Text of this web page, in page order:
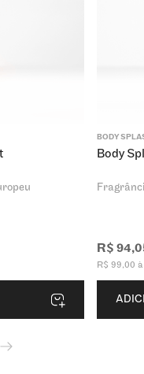
BODY
Body
R$ 94,
R$ 99,00